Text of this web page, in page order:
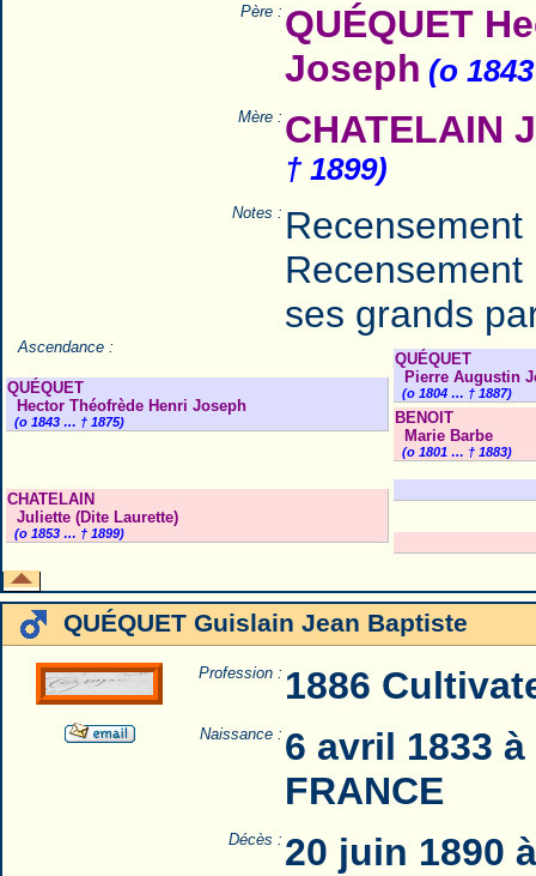
Père : QUÉQUET
Joseph (o
Mère : CHATELAIN
† 1899)
Notes :
ses grands
QUÉQUET
Hector Théofrède Henri Joseph
(o 1843 … † 1875)
QUÉQUET
Pierre Augustin
(o 1804 … † 1887)
BENOIT
Marie Barbe
(o 1801 … † 1883)
CHATELAIN
Juliette (Dite Laurette)
(o 1853 … † 1899)
Ascendance :
QUÉQUET Guislain Jean Baptiste
Profession : 1886
Naissance : 6 avril 1833
FRANCE
Décès : 20 juin 1890